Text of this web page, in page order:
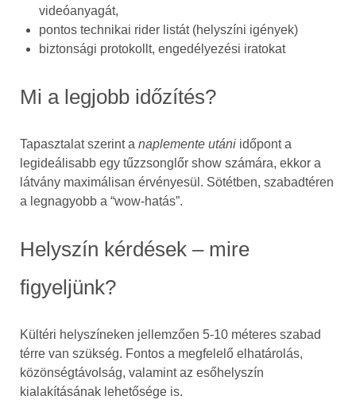
videóanyagát,
pontos technikai rider listát (helyszíni igények)
biztonsági protokollt, engedélyezési iratokat
Mi a legjobb időzítés?
Tapasztalat szerint a naplemente utániidőpont a
legideálisabb egy tűzzsonglőr show számára, ekkor a
látvány maximálisan érvényesül. Sötétben, szabadtéren
a legnagyobb a “wow-hatás”.
Helyszín kérdések – mire
figyeljünk?
Kültéri helyszíneken jellemzően 5-10 méteres szabad
térre van szükség. Fontos a megfelelő elhatárolás,
közönségtávolság, valamint az esőhelyszín
kialakításának lehetősége is.